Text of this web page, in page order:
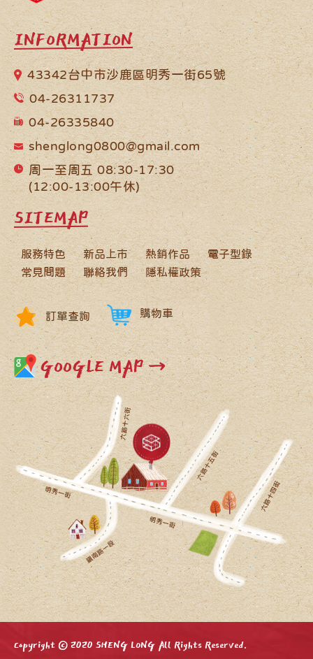
INFORMATION
43342台中市沙鹿區明秀一街65號
04-26311737
04-26335840
shenglong0800@gmail.com
周一至周五 08:30-17:30
(12:00-13:00午休)
SITEMAP
服務特色 新品上市 熱銷作品
電子型錄
常見問題
聯絡我們 隱私權政策
訂單查詢 購物車
GOOGLE MAP →
Copyright © 2020 SHENG LONG All Rights Reserved.